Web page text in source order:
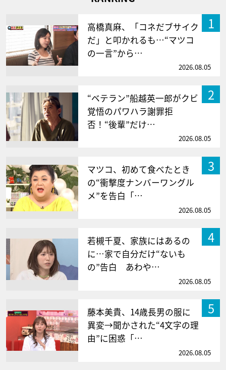
1
高橋真麻、「コネだブサイク
だ」と叩かれるも…“マツコ
の一言”から…
2026.08.05
2
“ベテラン”船越英一郎がクビ
覚悟のパワハラ謝罪拒
否！“後輩”だけ…
2026.08.05
3
マツコ、初めて食べたとき
の“衝撃度ナンバーワングル
メ”を告白「…
2026.08.05
4
若槻千夏、家族にはあるの
に…家で自分だけ“ないも
の”告白 あわや…
2026.08.05
5
藤本美貴、14歳長男の服に
異変→聞かされた“4文字の理
由”に困惑「…
2026.08.05